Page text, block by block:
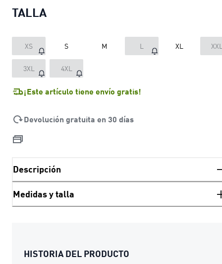
TALLA
XS S M L XL
3XL 4XL
¡Este artículo tiene envío gratis!
Devolución gratuita en 30 días
Descripción
Medidas y talla
HISTORIA DEL PRODUCTO